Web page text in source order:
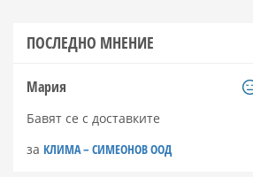
ПОСЛЕДНО МНЕНИЕ
Мария
Бавят се с доставките
за КЛИМА – СИМЕОНОВ ООД